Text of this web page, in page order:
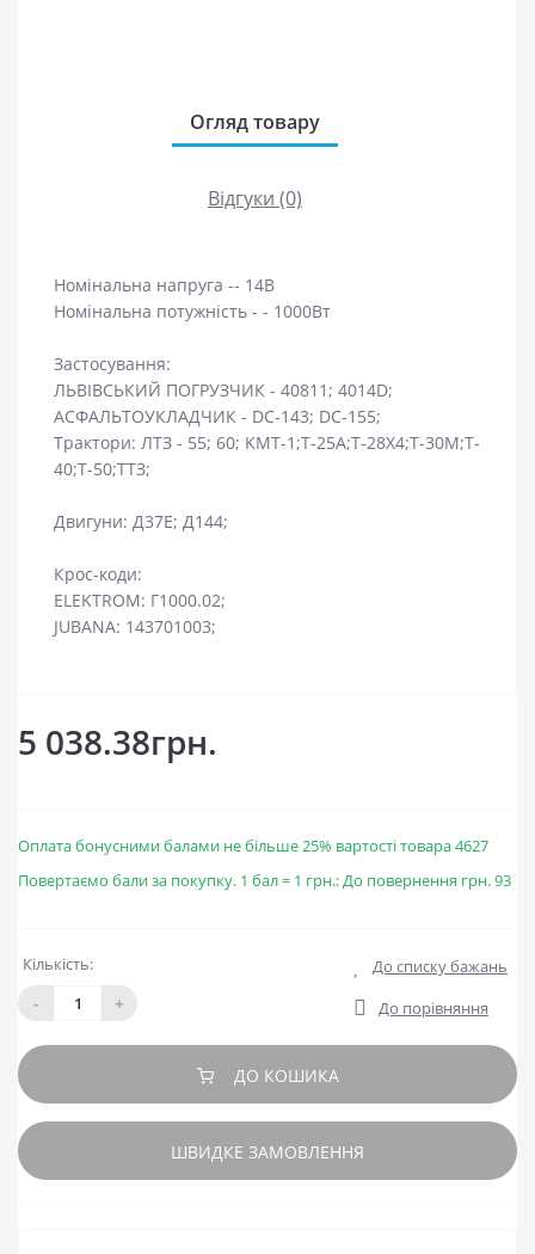
Огляд товару
Відгуки (0)
Номінальна напруга -- 14В
Номінальна потужність - - 1000Вт
Застосування:
ЛЬВІВСЬКИЙ ПОГРУЗЧИК - 40811; 4014D;
АСФАЛЬТОУКЛАДЧИК - DC-143; DC-155;
Трактори: ЛТЗ - 55; 60; KMT-1;T-25A;T-28Х4;T-30М;T-
40;T-50;ТТЗ;
Двигуни: Д37Е; Д144;
Крос-коди:
ELEKTROM: Г1000.02;
JUBANA: 143701003;
5 038.38грн.
Оплата бонусними балами не більше 25% вартості товара 4627
Повертаємо бали за покупку. 1 бал = 1 грн.: До повернення грн. 93
Кількість:
- +
До списку бажань
До порівняння
ДО КОШИКА
ШВИДКЕ ЗАМОВЛЕННЯ